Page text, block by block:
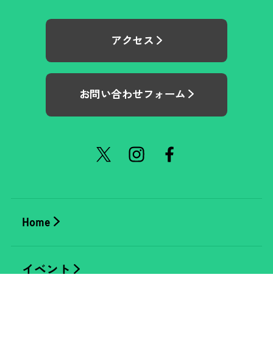
アクセス
お問い合わせフォーム
Home
イベント